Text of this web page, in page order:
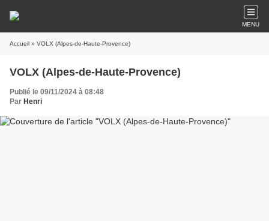
MENU
Accueil » VOLX (Alpes-de-Haute-Provence)
VOLX (Alpes-de-Haute-Provence)
Publié le 09/11/2024 à 08:48
Par Henri